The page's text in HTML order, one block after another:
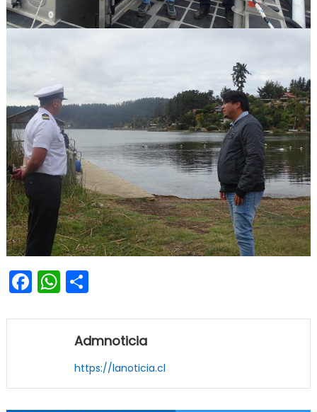
Facebook
WhatsApp
Share
Admnoticia
https://lanoticia.cl